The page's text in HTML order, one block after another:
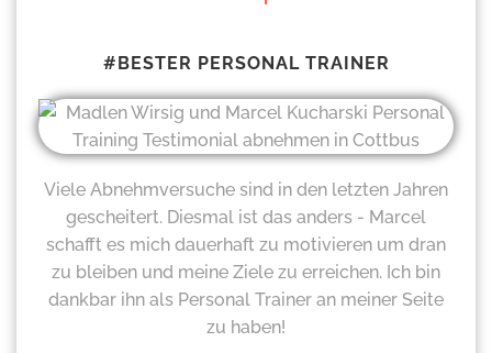
#BESTER PERSONAL TRAINER
Viele Abnehmversuche sind in den letzten Jahren
gescheitert. Diesmal ist das anders - Marcel
schafft es mich dauerhaft zu motivieren um dran
zu bleiben und meine Ziele zu erreichen. Ich bin
dankbar ihn als Personal Trainer an meiner Seite
zu haben!